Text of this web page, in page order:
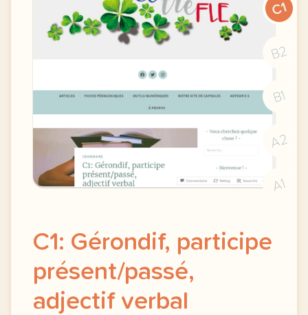
C1
B2
B1
A2
A1
C1: Gérondif, participe
présent/passé,
adjectif verbal